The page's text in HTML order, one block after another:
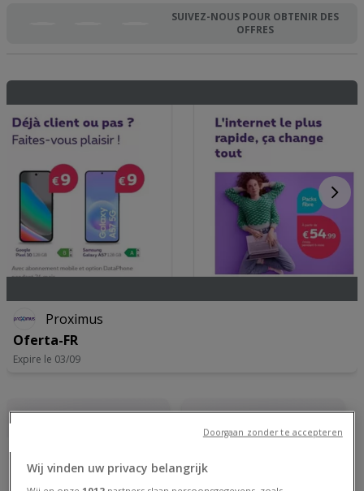
SUIVEZ-NOUS POUR OBTENIR DES
OFFRES
Proximus
Oferta-FR
Expire le 03/09
Wij vinden uw privacy belangrijk
Doorgaan zonder te accepteren